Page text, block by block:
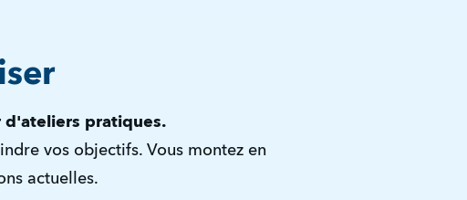
d'ateliers pratiques.
vos objectifs. Vous montez en
actuelles.